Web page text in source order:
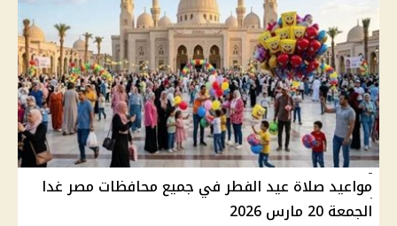
مواعيد صلاة عيد الفطر في جميع محافظات مصر غدا
الجمعة 20 مارس 2026